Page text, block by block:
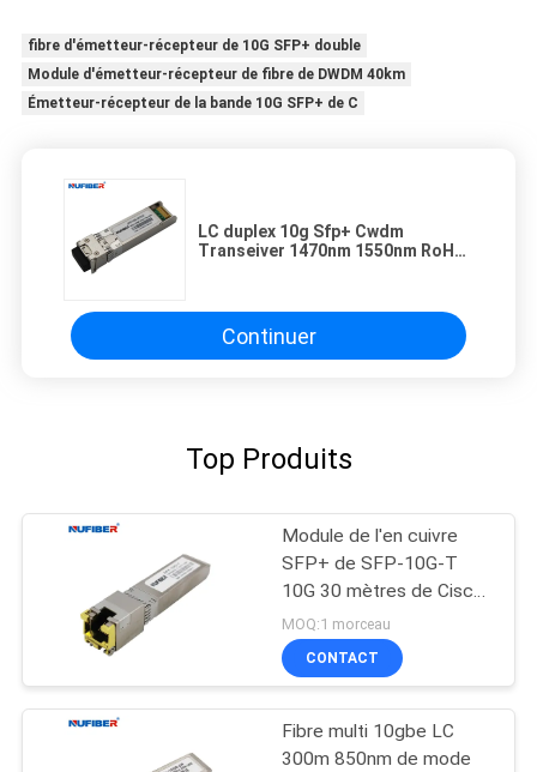
fibre d'émetteur-récepteur de 10G SFP+ double
Module d'émetteur-récepteur de fibre de DWDM 40km
Émetteur-récepteur de la bande 10G SFP+ de C
LC duplex 10g Sfp+ Cwdm
Transeiver 1470nm 1550nm RoHS
Continuer
Top Produits
Module de l'en cuivre
SFP+ de SFP-10G-T
10G 30 mètres de Cisco
compatible
MOQ:1 morceau
CONTACT
Fibre multi 10gbe LC
300m 850nm de mode